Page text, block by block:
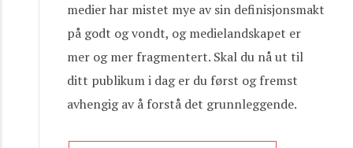
medier har mistet mye av sin definisjonsmakt
på godt og vondt, og medielandskapet er
mer og mer fragmentert. Skal du nå ut til
ditt publikum i dag er du først og fremst
avhengig av å forstå det grunnleggende.